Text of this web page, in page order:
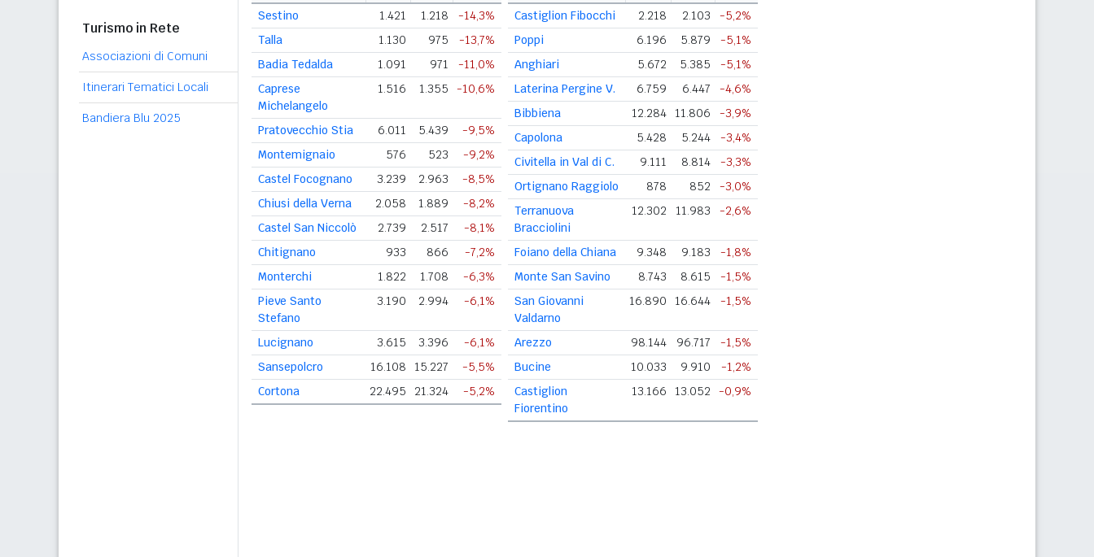
Turismo in Rete
Associazioni di Comuni
Itinerari Tematici Locali
Bandiera Blu 2025
Sestino
1.421 1.218
-14,3%
Talla
1.130 975
-13,7%
Badia Tedalda
1.091 971
-11,0%
Caprese
Michelangelo
1.516 1.355 -10,6%
Pratovecchio Stia 6.011 5.439
-9,5%
Montemignaio
576 523
-9,2%
Castel Focognano
3.239 2.963
-8,5%
Chiusi della Verna
2.058 1.889
-8,2%
Castel San Niccolò
2.739 2.517
-8,1%
Chitignano
933 866
-7,2%
Monterchi
1.822 1.708
-6,3%
Pieve Santo
Stefano
3.190 2.994 -6,1%
Lucignano 3.615 3.396
-6,1%
Sansepolcro
16.108 15.227
-5,5%
Cortona
22.495 21.324 -5,2%
Castiglion Fibocchi
2.218 2.103
-5,2%
Poppi
6.196 5.879
-5,1%
Anghiari
5.672 5.385
-5,1%
Laterina Pergine V.
6.759 6.447
-4,6%
Bibbiena
12.284 11.806
-3,9%
Capolona
5.428 5.244
-3,4%
Civitella in Val di C.
9.111 8.814
-3,3%
Ortignano Raggiolo
878 852
-3,0%
Terranuova
Bracciolini
12.302 11.983 -2,6%
Foiano della Chiana 9.348 9.183
-1,8%
Monte San Savino
8.743 8.615
-1,5%
San Giovanni
Valdarno
16.890 16.644 -1,5%
Arezzo 98.144 96.717
-1,5%
Bucine
10.033 9.910
-1,2%
Castiglion
Fiorentino
13.166 13.052 -0,9%